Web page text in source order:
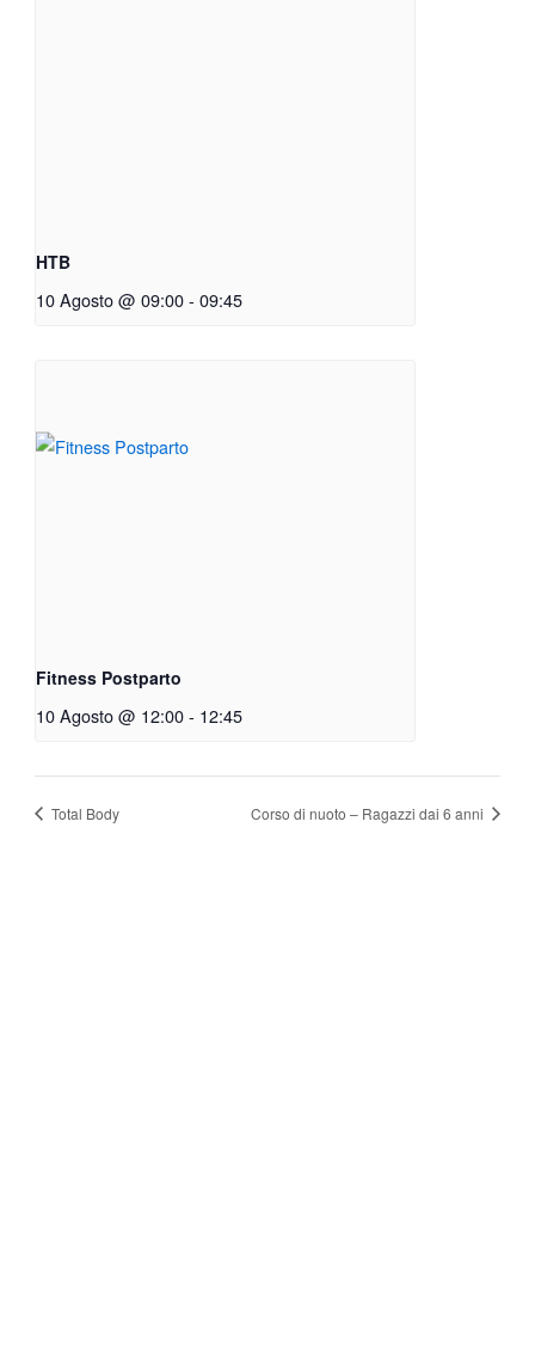
HTB
10 Agosto @ 09:00 - 09:45
Fitness Postparto
10 Agosto @ 12:00 - 12:45
Total Body Corso di nuoto – Ragazzi dai 6 anni